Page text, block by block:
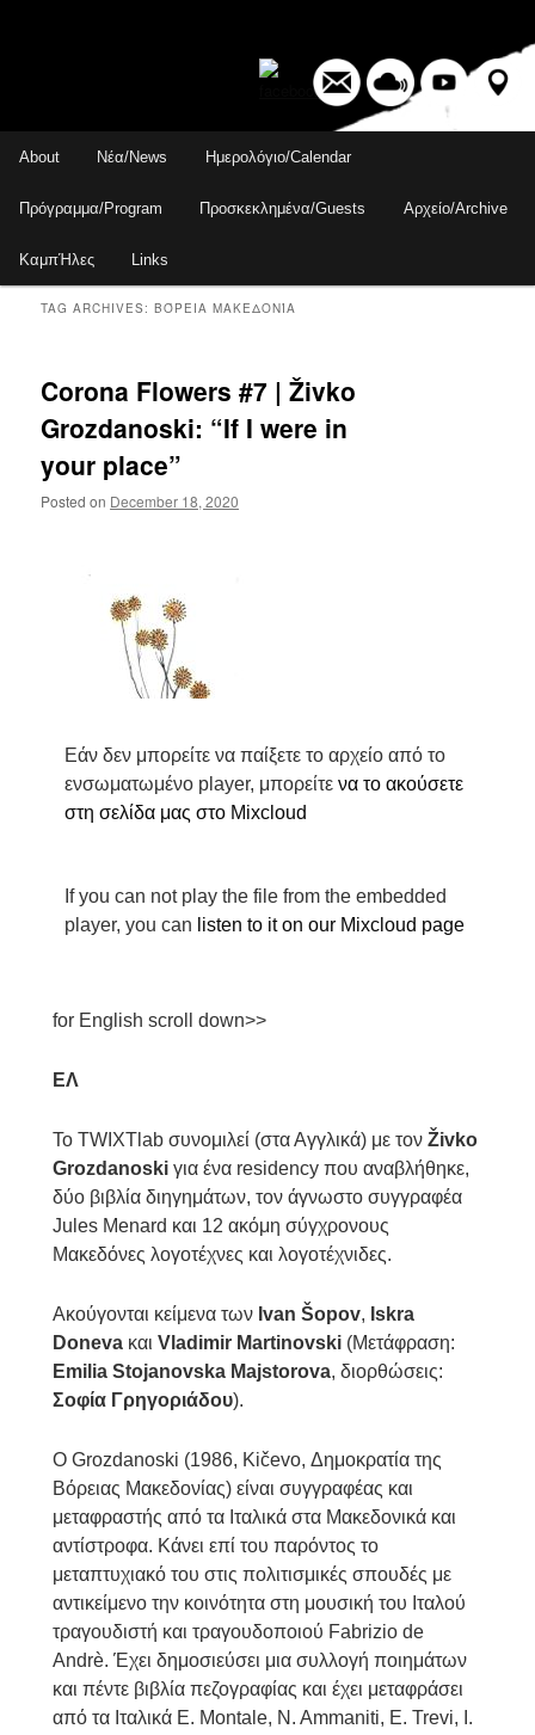
content
content
menu
About Νέα/News Ημερολόγιο/Calendar
Πρόγραμμα/Program Προσκεκλημένα/Guests Αρχείο/Archive
ΚαμπΉλες Links
TAG ARCHIVES:ΒΌΡΕΙΑ ΜΑΚΕΔΟΝΊΑ
Corona Flowers #7 | Živko
Grozdanoski: “If I were in
your place”
Posted on December 18, 2020
Εάν δεν μπορείτε να παίξετε το αρχείο από το
ενσωματωμένο player, μπορείτε να το ακούσετε
στη σελίδα μας στο Mixcloud
If you can not play the file from the embedded
player, you can isten to it on our Mixcloud page
for English scroll down>>
ΕΛ
To TWIXTlab συνομιλεί (στα Αγγλικά) με τονŽivko
Grozdanoski για ένα residency που αναβλήθηκε,
δύο βιβλία διηγημάτων, τον άγνωστο συγγραφέα
Jules Menard και 12 ακόμη σύγχρονους
Μακεδόνες λογοτέχνες και λογοτέχνιδες.
Ακούγονται κείμενα των Ivan Šopov, Iskra
Doneva καιVladimir Martinovski (Μετάφραση:
Emilia Stojanovska Majstorova, διορθώσεις:
Σοφία Γρηγοριάδου).
Ο Grozdanoski (1986, Kičevo, Δημοκρατία της
Βόρειας Μακεδονίας) είναι συγγραφέας και
μεταφραστής από τα Ιταλικά στα Μακεδονικά και
αντίστροφα. Κάνει επί του παρόντος το
μεταπτυχιακό του στις πολιτισμικές σπουδές με
αντικείμενο την κοινότητα στη μουσική του Ιταλού
τραγουδιστή και τραγουδοποιού Fabrizio de
Andrè. Έχει δημοσιεύσει μια συλλογή ποιημάτων
και πέντε βιβλία πεζογραφίας και έχει μεταφράσει
από τα Ιταλικά E. Montale, N. Ammaniti, E. Trevi, I.